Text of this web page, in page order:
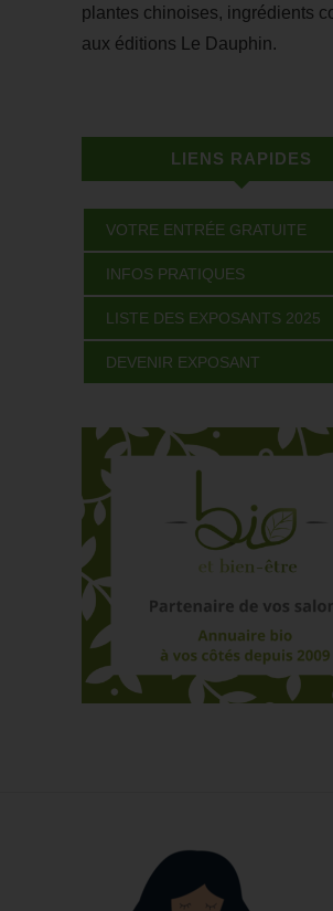
plantes chinoises, ingrédients
aux éditions Le Dauphin.
LIENS RAPIDES
VOTRE ENTRÉE GRATUITE
INFOS PRATIQUES
LISTE DES EXPOSANTS 2025
DEVENIR EXPOSANT